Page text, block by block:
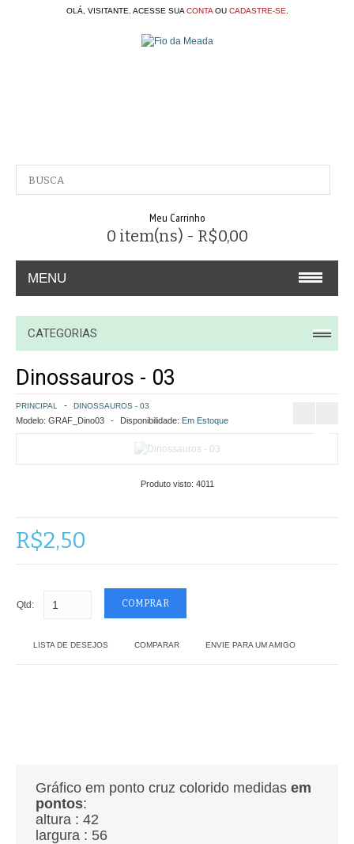
OLÁ, VISITANTE. ACESSE SUA CONTAOU CADASTRE-SE
Meu Carrinho
0 item(ns) - R$0,00
MENU
A EMPRESA
CONTATO
COMO COMPRAR
POLÍTICA DE FRETE GRÁTIS
CONTATO
CATEGORIAS
Dinossauros - 03
PRINCIPAL DINOSSAUROS - 03
Modelo: GRAF_Dino03 Disponibilidade: Em Estoque
Produto visto: 4011
R$2,50
Qtd:
LISTA DE DESEJOS COMPARAR ENVIE PARA UM AMIGO
Gráfico em ponto cruz colorido medidas em
pontos:
altura : 42
largura : 56